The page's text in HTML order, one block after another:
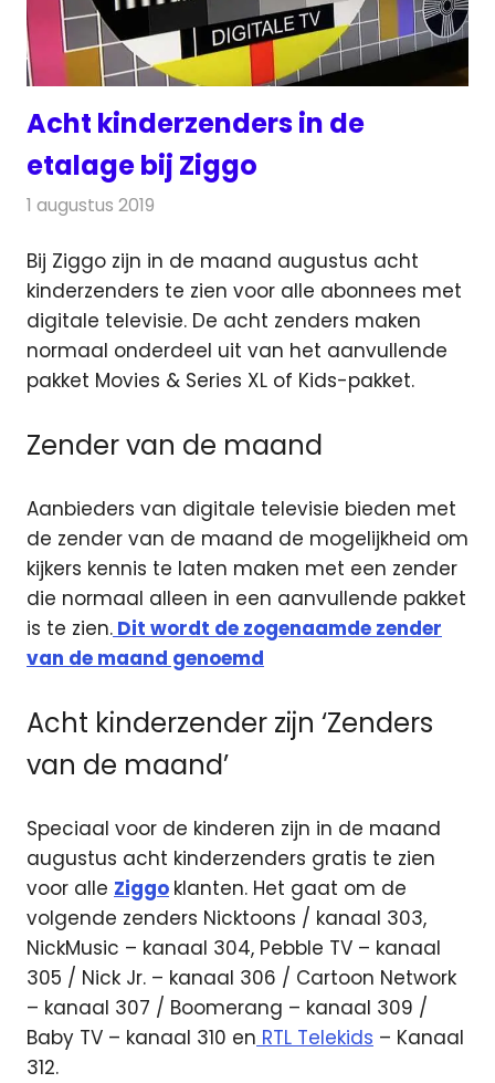
Acht kinderzenders in de
etalage bij Ziggo
1 augustus 2019
Bij Ziggo zijn in de maand augustus acht
kinderzenders te zien voor alle abonnees met
digitale televisie. De acht zenders maken
normaal onderdeel uit van het aanvullende
pakket Movies & Series XL of Kids-pakket.
Zender van de maand
Aanbieders van digitale televisie bieden met
de zender van de maand de mogelijkheid om
kijkers kennis te laten maken met een zender
die normaal alleen in een aanvullende pakket
is te zien. Dit wordt de zogenaamde zender
van de maand genoemd
Acht kinderzender zijn ‘Zenders
van de maand’
Speciaal voor de kinderen zijn in de maand
augustus acht kinderzenders gratis te zien
voor alle Ziggo klanten. Het gaat om de
volgende zenders Nicktoons / kanaal 303,
NickMusic – kanaal 304, Pebble TV – kanaal
305 / Nick Jr. – kanaal 306 / Cartoon Network
– kanaal 307 / Boomerang – kanaal 309 /
Baby TV – kanaal 310 en RTL Telekids – Kanaal
312.